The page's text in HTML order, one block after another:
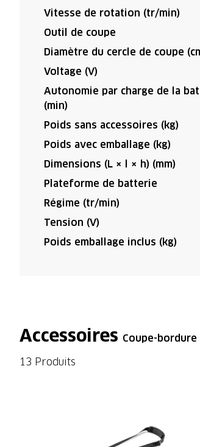
Vitesse de rotation (tr/min)
Outil de coupe
Diamètre du cercle de coupe
Voltage (V)
Autonomie par charge de la
(min)
Poids sans accessoires (kg)
Poids avec emballage (kg)
Dimensions (L × l × h) (mm)
Plateforme de batterie
Régime (tr/min)
Tension (V)
Poids emballage inclus (kg)
Accessoires Coupe-bordure
13 Produits